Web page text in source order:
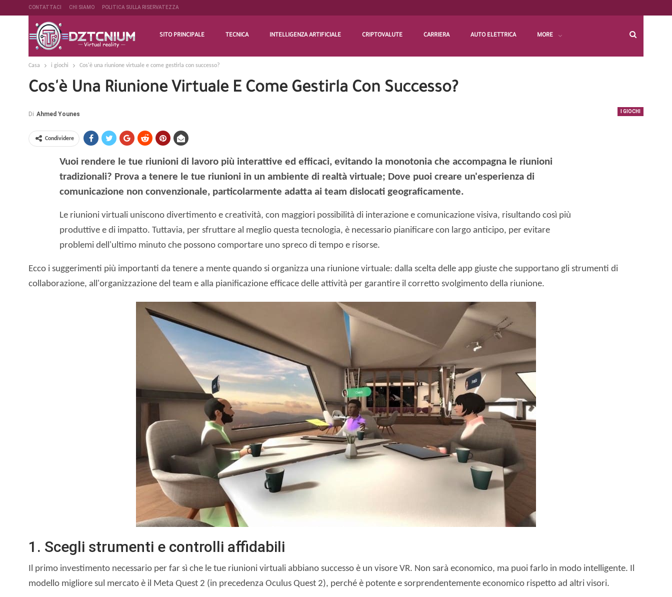
CONTATTACI CHI SIAMO POLITICA SULLA RISERVATEZZA
SITO PRINCIPALE TECNICA INTELLIGENZA ARTIFICIALE CRIPTOVALUTE CARRIERA AUTO ELETTRICA MORE
Casa i giochi Cos'è una riunione virtuale e come gestirla con successo?
Cos'è Una Riunione Virtuale E Come Gestirla Con Successo?
I GIOCHI
Di Ahmed Younes
Condividere
Vuoi rendere le tue riunioni di lavoro più interattive ed efficaci, evitando la monotonia che accompagna le riunioni
tradizionali? Prova a tenere le tue riunioni in un ambiente di realtà virtuale; Dove puoi creare un'esperienza di
comunicazione non convenzionale, particolarmente adatta ai team dislocati geograficamente.
Le riunioni virtuali uniscono divertimento e creatività, con maggiori possibilità di interazione e comunicazione visiva, risultando così più
produttive e di impatto. Tuttavia, per sfruttare al meglio questa tecnologia, è necessario pianificare con largo anticipo, per evitare
problemi dell'ultimo minuto che possono comportare uno spreco di tempo e risorse.
Ecco i suggerimenti più importanti da tenere a mente quando si organizza una riunione virtuale: dalla scelta delle app giuste che supportano gli strumenti di
collaborazione, all'organizzazione del team e alla pianificazione efficace delle attività per garantire il corretto svolgimento della riunione.
1. Scegli strumenti e controlli affidabili
Il primo investimento necessario per far sì che le tue riunioni virtuali abbiano successo è un visore VR. Non sarà economico, ma puoi farlo in modo intelligente. Il
modello migliore sul mercato è il Meta Quest 2 (in precedenza Oculus Quest 2), perché è potente e sorprendentemente economico rispetto ad altri visori.